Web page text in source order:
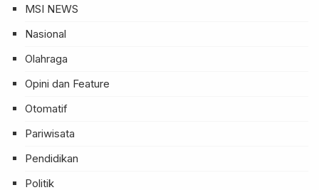
MSI NEWS
Nasional
Olahraga
Opini dan Feature
Otomatif
Pariwisata
Pendidikan
Politik